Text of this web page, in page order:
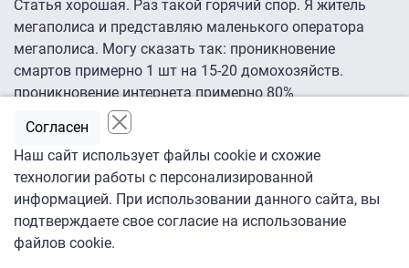
Статья хорошая. Раз такой горячий спор. Я житель
мегаполиса и представляю маленького оператора
мегаполиса. Могу сказать так: проникновение
смартов примерно 1 шт на 15-20 домохозяйств.
проникновение интернета примерно 80%
домохозяйств. среди обладателей смартов половина
не знает что телевизор можно подключить к
интернету, из второй половины часто пользуется
функциями смарта примерно четверть, остальные
пользуются иногда. Согласен с автором, что прогресс
не остановить и наверное VOD будет становиться
палачём ТВ, но вот когда это будет? не думаю, что
Наш сайт использует файлы cookie и схожие
технологии работы с персонализированной
информацией. При использовании данного сайта, вы
подтверждаете свое согласие на использование
файлов cookie.
Согласен